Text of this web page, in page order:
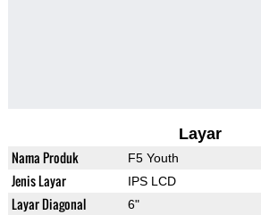
Layar
Nama Produk F5 Youth
Jenis Layar IPS LCD
Layar Diagonal 6"